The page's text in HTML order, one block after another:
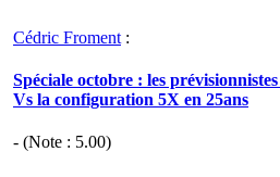
Cédric Froment :
Spéciale octobre : les
Vs la configuration 5X en 25ans
- (Note : 5.00)